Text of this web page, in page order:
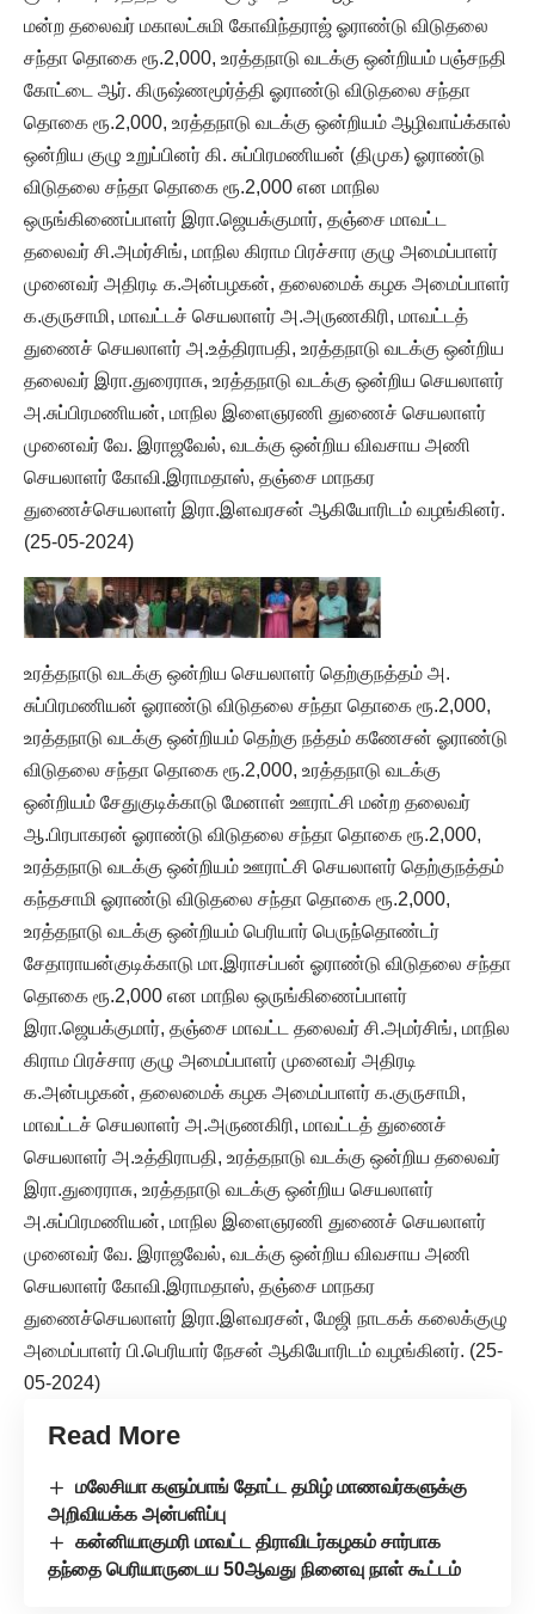
மன்ற தலைவர் மகாலட்சுமி கோவிந்தராஜ் ஓராண்டு விடுதலை
சந்தா தொகை ரூ.2,000, உரத்தநாடு வடக்கு ஒன்றியம் பஞ்சநதி
கோட்டை ஆர். கிருஷ்ணமூர்த்தி ஓராண்டு விடுதலை சந்தா
தொகை ரூ.2,000, உரத்தநாடு வடக்கு ஒன்றியம் ஆழிவாய்க்கால்
ஒன்றிய குழு உறுப்பினர் கி. சுப்பிரமணியன் (திமுக) ஓராண்டு
விடுதலை சந்தா தொகை ரூ.2,000 என மாநில
ஒருங்கிணைப்பாளர் இரா.ஜெயக்குமார், தஞ்சை மாவட்ட
தலைவர் சி.அமர்சிங், மாநில கிராம பிரச்சார குழு அமைப்பாளர்
முனைவர் அதிரடி க.அன்பழகன், தலைமைக் கழக அமைப்பாளர்
க.குருசாமி, மாவட்டச் செயலாளர் அ.அருணகிரி, மாவட்டத்
துணைச் செயலாளர் அ.உத்திராபதி, உரத்தநாடு வடக்கு ஒன்றிய
தலைவர் இரா.துரைராசு, உரத்தநாடு வடக்கு ஒன்றிய செயலாளர்
அ.சுப்பிரமணியன், மாநில இளைஞரணி துணைச் செயலாளர்
முனைவர் வே. இராஜவேல், வடக்கு ஒன்றிய விவசாய அணி
செயலாளர் கோவி.இராமதாஸ், தஞ்சை மாநகர
துணைச்செயலாளர் இரா.இளவரசன் ஆகியோரிடம் வழங்கினர்.
(25-05-2024)
உரத்தநாடு வடக்கு ஒன்றிய செயலாளர் தெற்குநத்தம் அ.
சுப்பிரமணியன் ஓராண்டு விடுதலை சந்தா தொகை ரூ.2,000,
உரத்தநாடு வடக்கு ஒன்றியம் தெற்கு நத்தம் கணேசன் ஓராண்டு
விடுதலை சந்தா தொகை ரூ.2,000, உரத்தநாடு வடக்கு
ஒன்றியம் சேதுகுடிக்காடு மேனாள் ஊராட்சி மன்ற தலைவர்
ஆ.பிரபாகரன் ஓராண்டு விடுதலை சந்தா தொகை ரூ.2,000,
உரத்தநாடு வடக்கு ஒன்றியம் ஊராட்சி செயலாளர் தெற்குநத்தம்
கந்தசாமி ஓராண்டு விடுதலை சந்தா தொகை ரூ.2,000,
உரத்தநாடு வடக்கு ஒன்றியம் பெரியார் பெருந்தொண்டர்
சேதாராயன்குடிக்காடு மா.இராசப்பன் ஓராண்டு விடுதலை சந்தா
தொகை ரூ.2,000 என மாநில ஒருங்கிணைப்பாளர்
இரா.ஜெயக்குமார், தஞ்சை மாவட்ட தலைவர் சி.அமர்சிங், மாநில
கிராம பிரச்சார குழு அமைப்பாளர் முனைவர் அதிரடி
க.அன்பழகன், தலைமைக் கழக அமைப்பாளர் க.குருசாமி,
மாவட்டச் செயலாளர் அ.அருணகிரி, மாவட்டத் துணைச்
செயலாளர் அ.உத்திராபதி, உரத்தநாடு வடக்கு ஒன்றிய தலைவர்
இரா.துரைராசு, உரத்தநாடு வடக்கு ஒன்றிய செயலாளர்
அ.சுப்பிரமணியன், மாநில இளைஞரணி துணைச் செயலாளர்
முனைவர் வே. இராஜவேல், வடக்கு ஒன்றிய விவசாய அணி
செயலாளர் கோவி.இராமதாஸ், தஞ்சை மாநகர
துணைச்செயலாளர் இரா.இளவரசன், மேஜி நாடகக் கலைக்குழு
அமைப்பாளர் பி.பெரியார் நேசன் ஆகியோரிடம் வழங்கினர். (25-
05-2024)
Read More
மலேசியா களும்பாங் தோட்ட தமிழ் மாணவர்களுக்கு
அறிவியக்க அன்பளிப்பு
கன்னியாகுமரி மாவட்ட திராவிடர்கழகம் சார்பாக
தந்தை பெரியாருடைய 50ஆவது நினைவு நாள் கூட்டம்